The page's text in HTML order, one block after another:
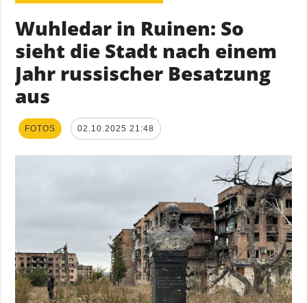
Wuhledar in Ruinen: So
sieht die Stadt nach einem
Jahr russischer Besatzung
aus
FOTOS 02.10.2025 21:48